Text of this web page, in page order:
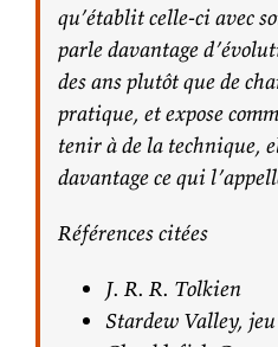
qu’établit celle-ci avec
parle davantage
des ans plutôt que de
pratique, et expose
tenir à de la technique,
davantage ce qui
Références citées
J. R. R. Tolkien
Stardew Valley,